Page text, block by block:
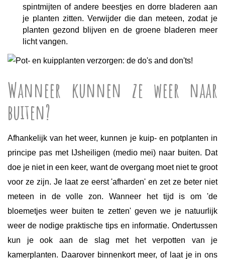
spintmijten of andere beestjes en dorre bladeren aan
je planten zitten. Verwijder die dan meteen, zodat je
planten gezond blijven en de groene bladeren meer
licht vangen.
Wanneer kunnen ze weer naar
buiten?
Afhankelijk van het weer, kunnen je kuip- en potplanten in
principe pas met IJsheiligen (medio mei) naar buiten. Dat
doe je niet in een keer, want de overgang moet niet te groot
voor ze zijn. Je laat ze eerst 'afharden' en zet ze beter niet
meteen in de volle zon. Wanneer het tijd is om 'de
bloemetjes weer buiten te zetten' geven we je natuurlijk
weer de nodige praktische tips en informatie. Ondertussen
kun je ook aan de slag met het verpotten van je
kamerplanten. Daarover binnenkort meer, of laat je in ons